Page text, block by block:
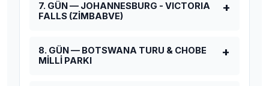
7. GÜN — JOHANNESBURG - VICTORIA
FALLS (ZİMBABVE)
8. GÜN — BOTSWANA TURU & CHOBE
MİLLİ PARKI